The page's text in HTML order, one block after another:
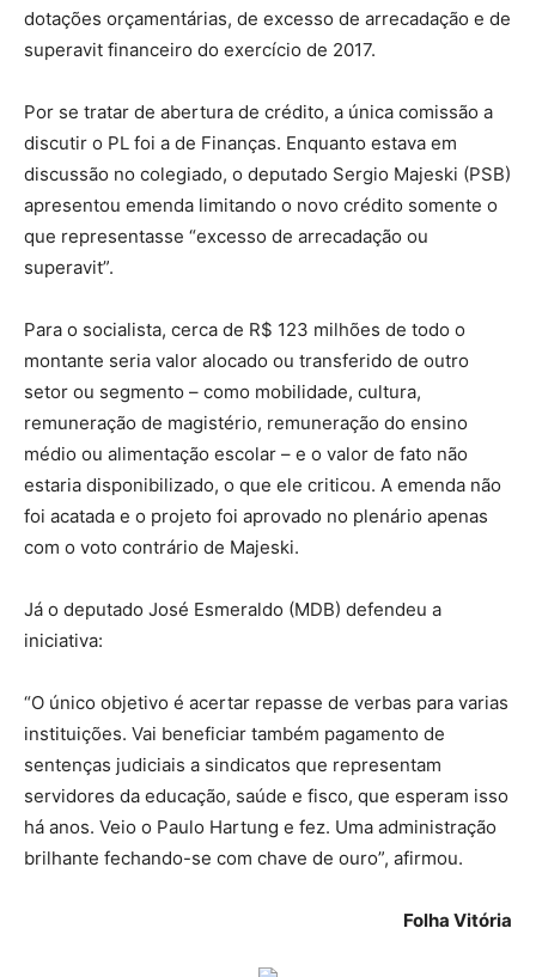
dotações orçamentárias, de excesso de arrecadação e de
superavit financeiro do exercício de 2017.
Por se tratar de abertura de crédito, a única comissão a
discutir o PL foi a de Finanças. Enquanto estava em
discussão no colegiado, o deputado Sergio Majeski (PSB)
apresentou emenda limitando o novo crédito somente o
que representasse “excesso de arrecadação ou
superavit”.
Para o socialista, cerca de R$ 123 milhões de todo o
montante seria valor alocado ou transferido de outro
setor ou segmento – como mobilidade, cultura,
remuneração de magistério, remuneração do ensino
médio ou alimentação escolar – e o valor de fato não
estaria disponibilizado, o que ele criticou. A emenda não
foi acatada e o projeto foi aprovado no plenário apenas
com o voto contrário de Majeski.
Já o deputado José Esmeraldo (MDB) defendeu a
iniciativa:
“O único objetivo é acertar repasse de verbas para varias
instituições. Vai beneficiar também pagamento de
sentenças judiciais a sindicatos que representam
servidores da educação, saúde e fisco, que esperam isso
há anos. Veio o Paulo Hartung e fez. Uma administração
brilhante fechando-se com chave de ouro”, afirmou.
Folha Vitória